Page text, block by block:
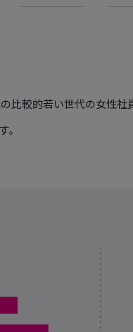
比較的若い世代の女性